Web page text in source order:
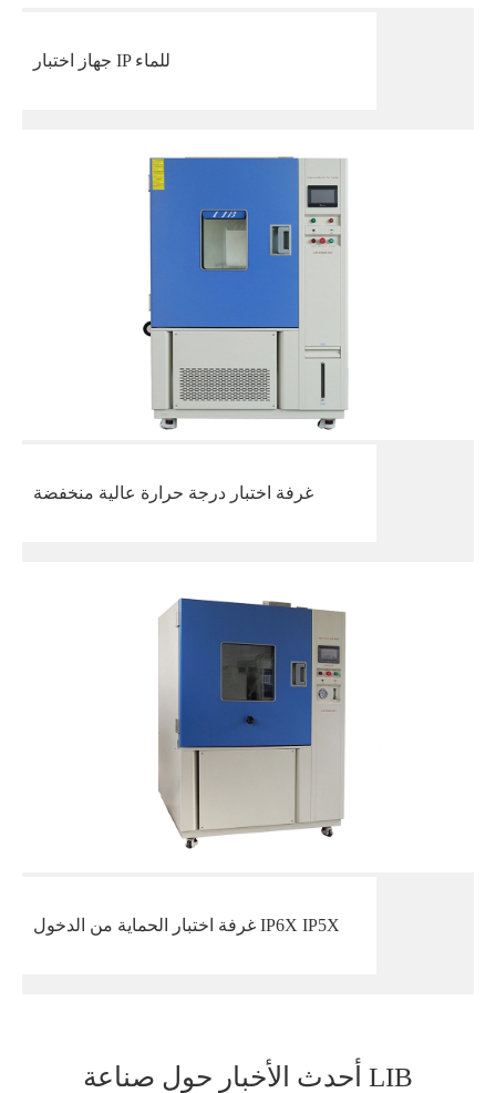
جهاز اختبار IP للماء
غرفة اختبار درجة حرارة عالية منخفضة
غرفة اختبار الحماية من الدخول IP6X IP5X
أحدث الأخبار حول صناعة LIB